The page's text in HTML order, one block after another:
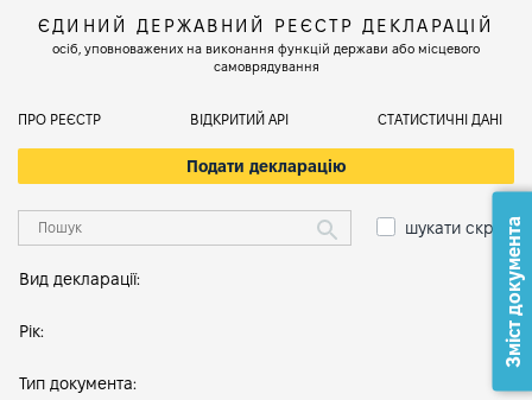
ЄДИНИЙ ДЕРЖАВНИЙ РЕЄСТР ДЕКЛАРАЦІЙ
осіб, уповноважених на виконання функцій держави або місцевого
самоврядування
ПРО РЕЄСТР ВІДКРИТИЙ АРІ СТАТИСТИЧНІ ДАНІ
Подати декларацію
шукати скрізь
Вид декларації:
Рік:
Тип документа:
Зміст документа